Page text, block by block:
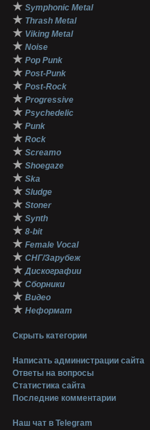
★ Symphonic Metal
★ Thrash Metal
★ Viking Metal
★ Noise
★ Pop Punk
★ Post-Punk
★ Post-Rock
★ Progressive
★ Psychedelic
★ Punk
★ Rock
★ Screamo
★ Shoegaze
★ Ska
★ Sludge
★ Stoner
★ Synth
★ 8-bit
★ Female Vocal
★ СНГ/Зарубеж
★ Дискографии
★ Сборники
★ Видео
★ Неформат
Скрыть категории
Написать администрации сайта
Ответы на вопросы
Статистика сайта
Последние комментарии
Наш чат в Telegram